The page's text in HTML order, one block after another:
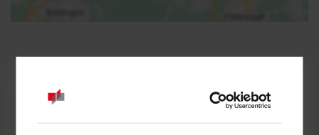
d&b audiotechnik GmbH & Co. KG